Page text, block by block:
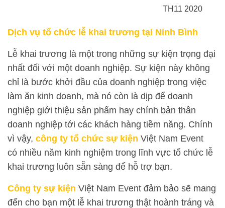
TH11 2020
Dịch vụ tổ chức lễ khai trương tại Ninh Bình
Lễ khai trương là một trong những sự kiện trọng đại
nhất đối với một doanh nghiệp. Sự kiện này không
chỉ là bước khởi đầu của doanh nghiệp trong việc
làm ăn kinh doanh, mà nó còn là dịp để doanh
nghiệp giới thiệu sản phẩm hay chính bản thân
doanh nghiệp tới các khách hàng tiềm năng. Chính
vì vậy, công ty tổ chức sự kiện Việt Nam Event
có nhiều năm kinh nghiệm trong lĩnh vực tổ chức lễ
khai trương luôn sẵn sàng để hỗ trợ bạn.
Công ty sự kiện Việt Nam Event đảm bảo sẽ mang
đến cho bạn một lễ khai trương thật hoành tráng và